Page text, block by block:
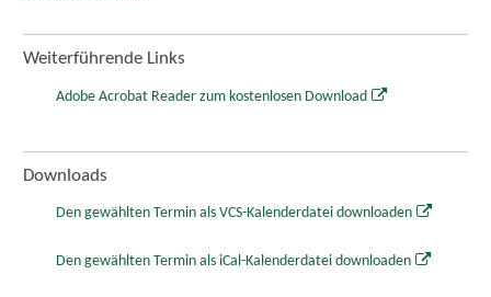
Weiterführende Links
Adobe Acrobat Reader zum kostenlosen Download
Downloads
Den gewählten Termin als VCS-Kalenderdatei downloaden
Den gewählten Termin als iCal-Kalenderdatei downloaden